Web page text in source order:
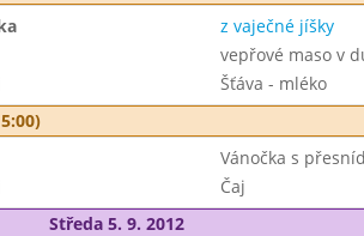
z vaječné jíšky
vepřové maso v
Šťáva - mléko
Vánočka s
Čaj
Středa 5. 9. 2012